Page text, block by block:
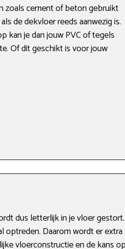
zoals cement of beton gebruikt
de dekvloer reeds aanwezig is.
kan je dan jouw PVC of tegels
Of dit geschikt is voor jouw
dus letterlijk in je vloer gestort.
optreden. Daarom wordt er extra
vloerconstructie en de kans op